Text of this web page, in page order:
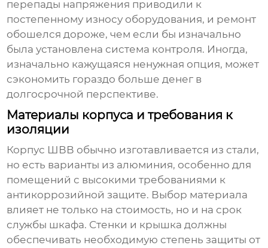
перепады напряжения приводили к
постепенному износу оборудования, и ремонт
обошелся дороже, чем если бы изначально
была установлена система контроля. Иногда,
изначально кажущаяся ненужная опция, может
сэкономить гораздо больше денег в
долгосрочной перспективе.
Материалы корпуса и требования к
изоляции
Корпус ШВВ обычно изготавливается из стали,
но есть варианты из алюминия, особенно для
помещений с высокими требованиями к
антикоррозийной защите. Выбор материала
влияет не только на стоимость, но и на срок
службы шкафа. Стенки и крышка должны
обеспечивать необходимую степень защиты от